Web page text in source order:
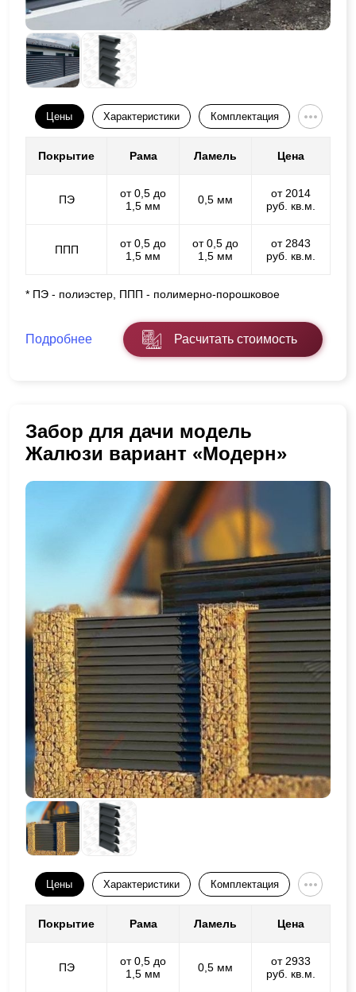
Цены Характеристики Комплектация
Покрытие Рама Ламель Цена
ПЭ
от 0,5 до
1,5 мм
0,5 мм
от 2014
руб. кв.м.
ППП
от 0,5 до
1,5 мм
от 0,5 до
1,5 мм
от 2843
руб. кв.м.
* ПЭ - полиэстер, ППП - полимерно-порошковое
Подробнее Расчитать стоимость
Забор для дачи модель
Жалюзи вариант «Модерн»
Цены Характеристики Комплектация
Покрытие Рама Ламель Цена
ПЭ
от 0,5 до
1,5 мм
0,5 мм
от 2933
руб. кв.м.